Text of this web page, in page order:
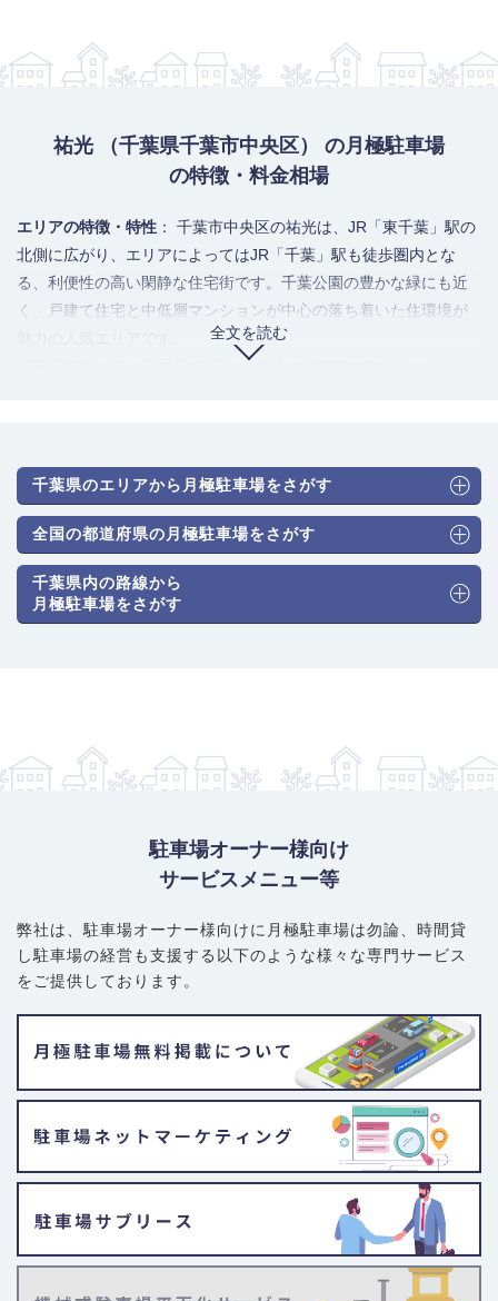
祐光 （千葉県千葉市中央区） の月極駐車場
の特徴・料金相場
全文を読む
エリアの特徴・特性 ： 千葉市中央区の祐光は、JR「東千葉」駅の
北側に広がり、エリアによってはJR「千葉」駅も徒歩圏内とな
る、利便性の高い閑静な住宅街です。千葉公園の豊かな緑にも近
く、戸建て住宅と中低層マンションが中心の落ち着いた住環境が
： 近隣の戸建てやマンションに住
駅に近い物件は人気があり、供給は不足しがちです。
駐車場のタイプと月極料金相場： 住宅街のため平面式（アスファ
ルト・砂利）が主流ですが、駅に近いエリアやマンション併設で
普通車（機械式）：16,500円～24,200円
普通車（平面式）：17,600円～25,300円
根気強く探す必要があります。住宅街の路地は道幅が狭い場合が
あるため、契約前に進入経路と駐車のしやすさを現地で確認する
千葉県のエリアから月極駐車場をさがす
全国の都道府県の月極駐車場をさがす
千葉県内の路線から
月極駐車場をさがす
駐車場オーナー様向け
サービスメニュー等
弊社は、駐車場オーナー様向けに月極駐車場は勿論、 時間貸
し駐車場の経営も支援する以下のような様々な専門サービス
をご提供しております。